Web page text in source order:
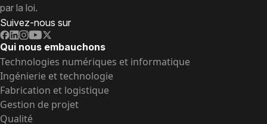
par la loi.
Suivez-nous sur
Qui nous embauchons
Technologies numériques et informatique
Ingénierie et technologie
Fabrication et logistique
Gestion de projet
Qualité